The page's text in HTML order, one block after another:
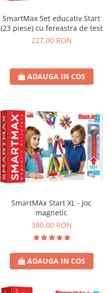
SmartMax Set educativ Start
(23 piese) cu fereastra de test
227,00 RON
ADAUGA IN COS
SmartMAx Start XL - Joc
magnetic
380,00 RON
ADAUGA IN COS